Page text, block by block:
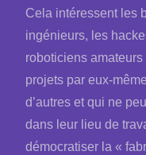
Cela intéressent les
ingénieurs, les
roboticiens
projets par eux-
d’autres et qui ne
dans leur lieu de
démocratiser la «